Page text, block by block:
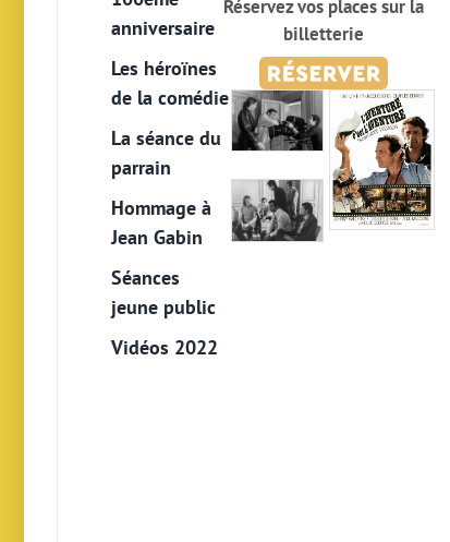
anniversaire
Les héroïnes
de la comédie
La séance du
parrain
Hommage à
Jean Gabin
Séances
jeune public
Vidéos 2022
Réservez vos places sur la
billetterie